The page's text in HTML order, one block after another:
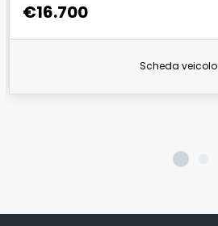
€16.700
Scheda veicolo